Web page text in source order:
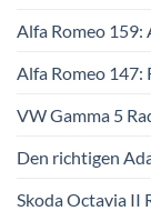
Alfa Romeo 159:
Alfa Romeo 147:
VW Gamma 5
Den richtigen
Skoda Octavia II